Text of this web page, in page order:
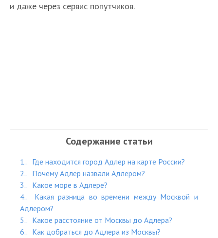
и даже через сервис попутчиков.
Содержание статьи
1.
Где находится город Адлер на карте России?
2.
Почему Адлер назвали Адлером?
3.
Какое море в Адлере?
4.
Какая разница во времени между Москвой и
Адлером?
5.
Какое расстояние от Москвы до Адлера?
6.
Как добраться до Адлера из Москвы?